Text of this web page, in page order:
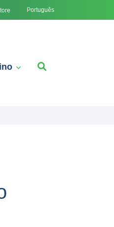
Português